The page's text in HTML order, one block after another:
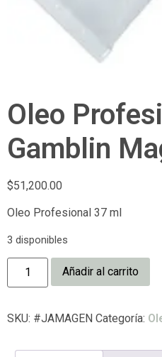
Oleo
Gamblin
$51,200.00
Oleo Profesional 37 ml
3 disponibles
Añadir al carrito
SKU: #JAMAGEN Categoría: